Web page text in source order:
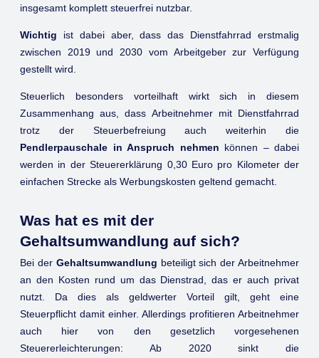
insgesamt komplett steuerfrei nutzbar.
Wichtig ist dabei aber, dass das Dienstfahrrad erstmalig
zwischen 2019 und 2030 vom Arbeitgeber zur Verfügung
gestellt wird.
Steuerlich besonders vorteilhaft wirkt sich in diesem
Zusammenhang aus, dass Arbeitnehmer mit Dienstfahrrad
trotz der Steuerbefreiung auch weiterhin die
Pendlerpauschale in Anspruch nehmen können – dabei
werden in der Steuererklärung 0,30 Euro pro Kilometer der
einfachen Strecke als Werbungskosten geltend gemacht.
Was hat es mit der
Gehaltsumwandlung auf sich?
Bei der Gehaltsumwandlung beteiligt sich der Arbeitnehmer
an den Kosten rund um das Dienstrad, das er auch privat
nutzt. Da dies als geldwerter Vorteil gilt, geht eine
Steuerpflicht damit einher. Allerdings profitieren Arbeitnehmer
auch hier von den gesetzlich vorgesehenen
Steuererleichterungen: Ab 2020 sinkt die